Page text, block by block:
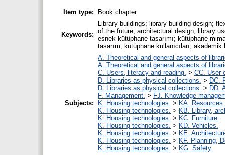
Item type: Book chapter
Keywords:
Library buildings; library building design;
of the future; architectural design; library
esnek kütüphane tasarımı; kütüphane
tasarım; kütüphane kullanıcıları; akademik
Subjects:
A. Theoretical and general aspects of
A. Theoretical and general aspects of
C. Users, literacy and reading. > CC. User
D. Libraries as physical collections. > DC.
D. Libraries as physical collections. > DD.
F. Management. > FJ. Knowledge
K. Housing technologies. > KA.
K. Housing technologies. > KB. Library,
K. Housing technologies. > KC. Furniture.
K. Housing technologies. > KD. Vehicles.
K. Housing technologies. > KE.
K. Housing technologies. > KF. Planning,
K. Housing technologies. > KG. Safety.